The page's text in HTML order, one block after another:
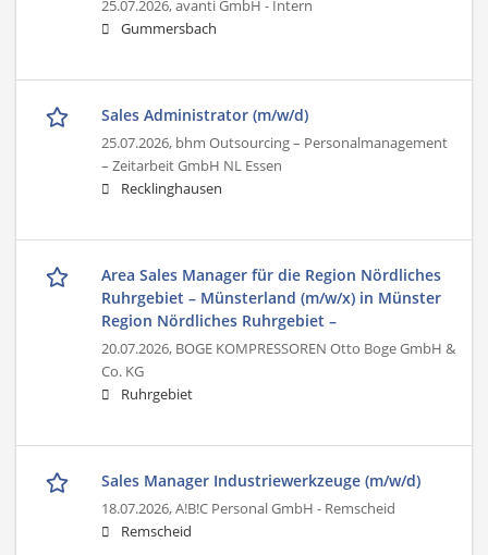
25.07.2026,avanti GmbH - Intern
Gummersbach
Sales Administrator (m/w/d)
25.07.2026, bhm Outsourcing – Personalmanagement
– Zeitarbeit GmbH NL Essen
Recklinghausen
Area Sales Manager für die Region Nördliches
Ruhrgebiet – Münsterland (m/w/x) in Münster
Region Nördliches Ruhrgebiet –
20.07.2026, BOGE KOMPRESSOREN Otto Boge GmbH &
Co. KG
Ruhrgebiet
Sales Manager Industriewerkzeuge (m/w/d)
18.07.2026,A!B!C Personal GmbH - Remscheid
Remscheid